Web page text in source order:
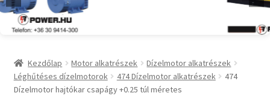
Kezdőlap Motor alkatrészek
Dízelmotor alkatrészek
Léghűtéses dízelmotorok
474 Dízelmotor alkatrészek
474
Dízelmotor hajtókar csapágy +0.25 túl méretes